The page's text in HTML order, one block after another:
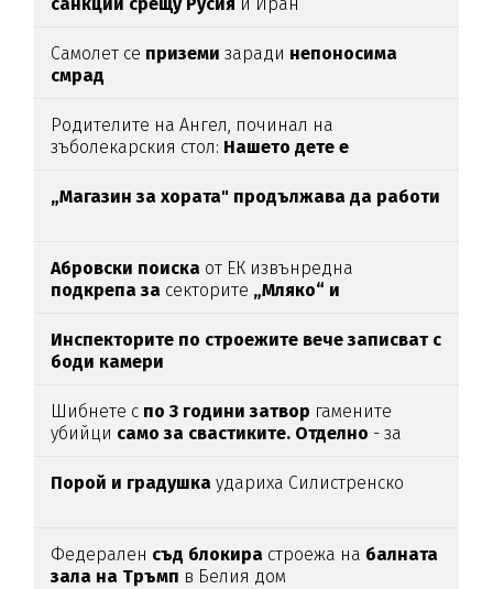
санкции срещу Русия и Иран
Самолет се приземи заради непоносима
смрад
Родителите на Ангел, починал на
зъболекарския стол: Нашето дете е
антидотътнаупойката
„Магазин за хората" продължава да работи
Абровски поиска от ЕК извънредна
подкрепа за секторите „Мляко“ и
Инспекторите по строежите вече записват с
боди камери
Шибнете с по 3 години затвор гамените
убийци само за свастиките. Отделно - за
Порой и градушка удариха Силистренско
Федерален съд блокира строежа на балната
зала на Тръмп в Белия дом